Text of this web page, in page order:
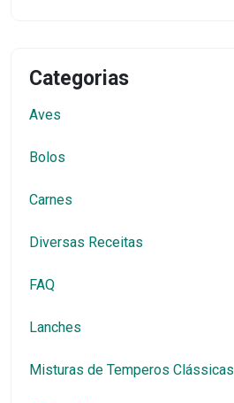
Categorias
Aves
Bolos
Carnes
Diversas Receitas
FAQ
Lanches
Misturas de Temperos Clássicas